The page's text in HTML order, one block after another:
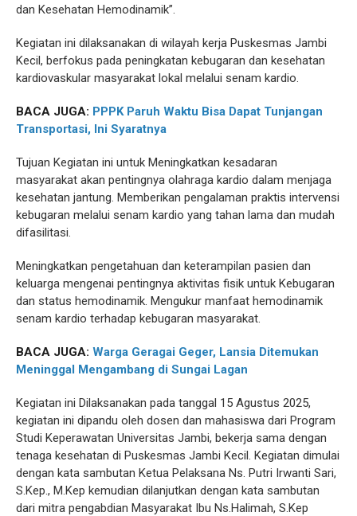
dan Kesehatan Hemodinamik”.
Kegiatan ini dilaksanakan di wilayah kerja Puskesmas Jambi
Kecil, berfokus pada peningkatan kebugaran dan kesehatan
kardiovaskular masyarakat lokal melalui senam kardio.
BACA JUGA: PPPK Paruh Waktu Bisa Dapat Tunjangan
Transportasi, Ini Syaratnya
Tujuan Kegiatan ini untuk Meningkatkan kesadaran
masyarakat akan pentingnya olahraga kardio dalam menjaga
kesehatan jantung. Memberikan pengalaman praktis intervensi
kebugaran melalui senam kardio yang tahan lama dan mudah
difasilitasi.
Meningkatkan pengetahuan dan keterampilan pasien dan
keluarga mengenai pentingnya aktivitas fisik untuk Kebugaran
dan status hemodinamik. Mengukur manfaat hemodinamik
senam kardio terhadap kebugaran masyarakat.
BACA JUGA: Warga Geragai Geger, Lansia Ditemukan
Meninggal Mengambang di Sungai Lagan
Kegiatan ini Dilaksanakan pada tanggal 15 Agustus 2025,
kegiatan ini dipandu oleh dosen dan mahasiswa dari Program
Studi Keperawatan Universitas Jambi, bekerja sama dengan
tenaga kesehatan di Puskesmas Jambi Kecil. Kegiatan dimulai
dengan kata sambutan Ketua Pelaksana Ns. Putri Irwanti Sari,
S.Kep., M.Kep kemudian dilanjutkan dengan kata sambutan
dari mitra pengabdian Masyarakat Ibu Ns.Halimah, S.Kep